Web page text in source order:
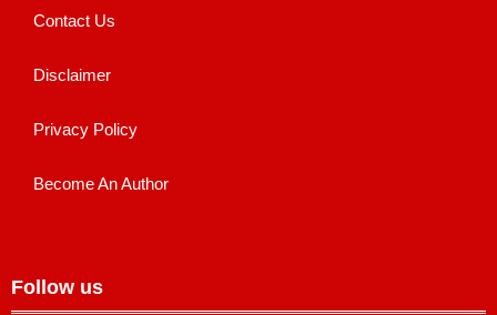
Contact Us
Disclaimer
Privacy Policy
Become An Author
Follow us